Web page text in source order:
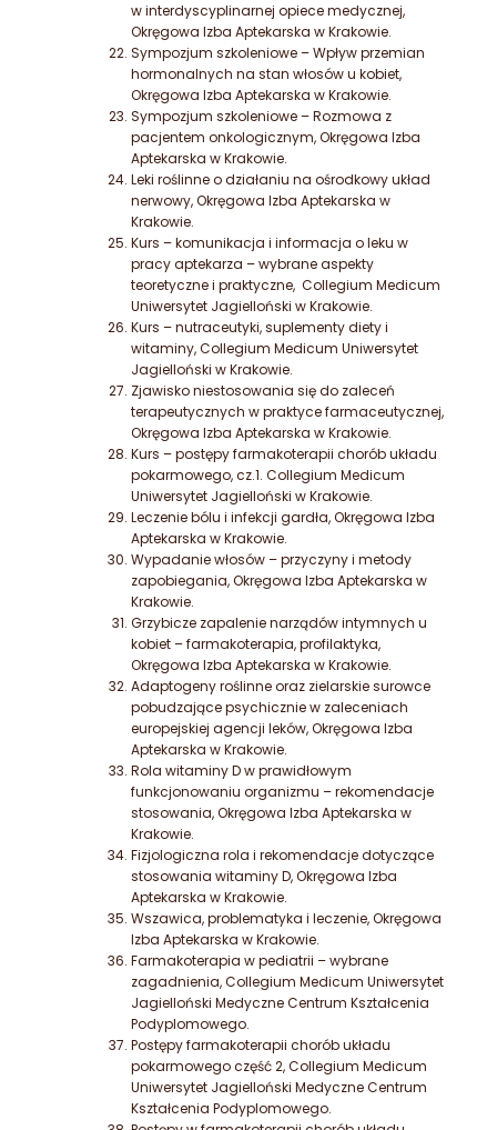
w interdyscyplinarnej opiece medycznej,
Okręgowa Izba Aptekarska w Krakowie.
Sympozjum szkoleniowe – Wpływ przemian
hormonalnych na stan włosów u kobiet,
Okręgowa Izba Aptekarska w Krakowie.
Sympozjum szkoleniowe – Rozmowa z
pacjentem onkologicznym, Okręgowa Izba
Aptekarska w Krakowie.
Leki roślinne o działaniu na ośrodkowy układ
nerwowy, Okręgowa Izba Aptekarska w
Krakowie.
Kurs – komunikacja i informacja o leku w
pracy aptekarza – wybrane aspekty
teoretyczne i praktyczne, Collegium Medicum
Uniwersytet Jagielloński w Krakowie.
Kurs – nutraceutyki, suplementy diety i
witaminy, Collegium Medicum Uniwersytet
Jagielloński w Krakowie.
Zjawisko niestosowania się do zaleceń
terapeutycznych w praktyce farmaceutycznej,
Okręgowa Izba Aptekarska w Krakowie.
Kurs – postępy farmakoterapii chorób układu
pokarmowego, cz.1. Collegium Medicum
Uniwersytet Jagielloński w Krakowie.
Leczenie bólu i infekcji gardła, Okręgowa Izba
Aptekarska w Krakowie.
Wypadanie włosów – przyczyny i metody
zapobiegania, Okręgowa Izba Aptekarska w
Krakowie.
Grzybicze zapalenie narządów intymnych u
kobiet – farmakoterapia, profilaktyka,
Okręgowa Izba Aptekarska w Krakowie.
Adaptogeny roślinne oraz zielarskie surowce
pobudzające psychicznie w zaleceniach
europejskiej agencji leków, Okręgowa Izba
Aptekarska w Krakowie.
Rola witaminy D w prawidłowym
funkcjonowaniu organizmu – rekomendacje
stosowania, Okręgowa Izba Aptekarska w
Krakowie.
Fizjologiczna rola i rekomendacje dotyczące
stosowania witaminy D, Okręgowa Izba
Aptekarska w Krakowie.
Wszawica, problematyka i leczenie, Okręgowa
Izba Aptekarska w Krakowie.
Farmakoterapia w pediatrii – wybrane
zagadnienia, Collegium Medicum Uniwersytet
Jagielloński Medyczne Centrum Kształcenia
Podyplomowego.
Postępy farmakoterapii chorób układu
pokarmowego część 2, Collegium Medicum
Uniwersytet Jagielloński Medyczne Centrum
Kształcenia Podyplomowego.